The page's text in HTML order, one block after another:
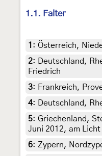
1.1. Falter
1 : Österreich,
2:
Deutschland,
Friedrich
3: Frankreich,
4: Deutschland,
5: Griechenland,
Juni 2012, am
6: Zypern,